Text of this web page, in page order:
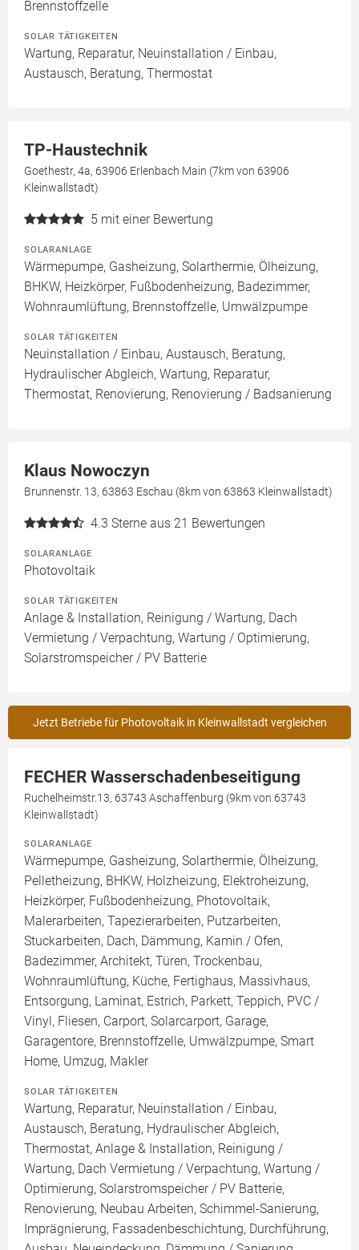
Brennstoffzelle
SOLAR TÄTIGKEITEN
Wartung, Reparatur, Neuinstallation / Einbau,
Austausch, Beratung, Thermostat
TP-Haustechnik
Goethestr, 4a, 63906 Erlenbach Main (7km von 63906
Kleinwallstadt)
5 mit einer Bewertung
SOLARANLAGE
Wärmepumpe, Gasheizung, Solarthermie, Ölheizung,
BHKW, Heizkörper, Fußbodenheizung, Badezimmer,
Wohnraumlüftung, Brennstoffzelle, Umwälzpumpe
SOLAR TÄTIGKEITEN
Neuinstallation / Einbau, Austausch, Beratung,
Hydraulischer Abgleich, Wartung, Reparatur,
Thermostat, Renovierung, Renovierung / Badsanierung
Klaus Nowoczyn
Brunnenstr. 13, 63863 Eschau (8km von 63863 Kleinwallstadt)
4.3 Sterne aus 21 Bewertungen
SOLARANLAGE
Photovoltaik
SOLAR TÄTIGKEITEN
Anlage & Installation, Reinigung / Wartung, Dach
Vermietung / Verpachtung, Wartung / Optimierung,
Solarstromspeicher / PV Batterie
Jetzt Betriebe für Photovoltaik in Kleinwallstadt vergleichen
FECHER Wasserschadenbeseitigung
Ruchelheimstr.13, 63743 Aschaffenburg (9km von 63743
Kleinwallstadt)
SOLARANLAGE
Wärmepumpe, Gasheizung, Solarthermie, Ölheizung,
Pelletheizung, BHKW, Holzheizung, Elektroheizung,
Heizkörper, Fußbodenheizung, Photovoltaik,
Malerarbeiten, Tapezierarbeiten, Putzarbeiten,
Stuckarbeiten, Dach, Dämmung, Kamin / Ofen,
Badezimmer, Architekt, Türen, Trockenbau,
Wohnraumlüftung, Küche, Fertighaus, Massivhaus,
Entsorgung, Laminat, Estrich, Parkett, Teppich, PVC /
Vinyl, Fliesen, Carport, Solarcarport, Garage,
Garagentore, Brennstoffzelle, Umwälzpumpe, Smart
Home, Umzug, Makler
SOLAR TÄTIGKEITEN
Wartung, Reparatur, Neuinstallation / Einbau,
Austausch, Beratung, Hydraulischer Abgleich,
Thermostat, Anlage & Installation, Reinigung /
Wartung, Dach Vermietung / Verpachtung, Wartung /
Optimierung, Solarstromspeicher / PV Batterie,
Renovierung, Neubau Arbeiten, Schimmel-Sanierung,
Imprägnierung, Fassadenbeschichtung, Durchführung,